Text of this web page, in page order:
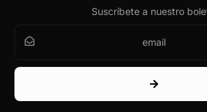
Suscríbete a nuestro